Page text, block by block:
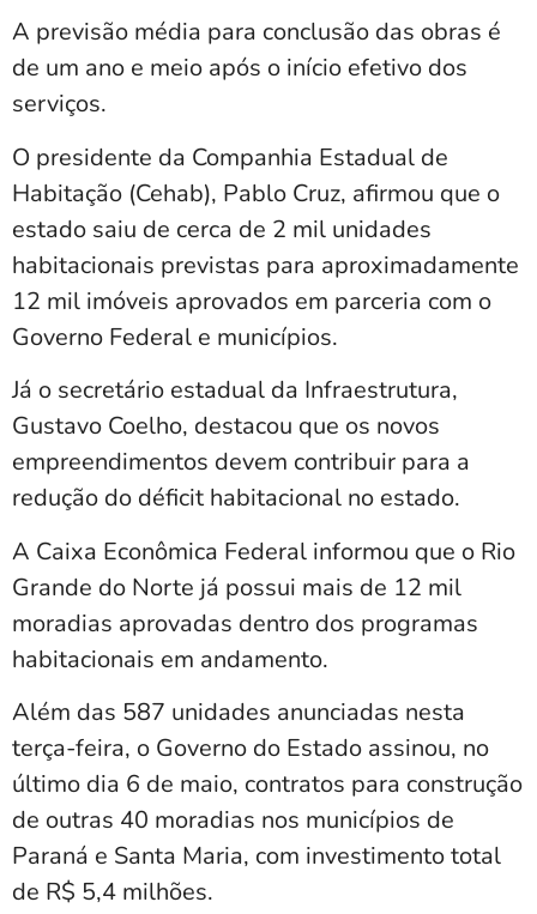
A previsão média para conclusão das obras é
de um ano e meio após o início efetivo dos
serviços.
O presidente da Companhia Estadual de
Habitação (Cehab), Pablo Cruz, afirmou que o
estado saiu de cerca de 2 mil unidades
habitacionais previstas para aproximadamente
12 mil imóveis aprovados em parceria com o
Governo Federal e municípios.
Já o secretário estadual da Infraestrutura,
Gustavo Coelho, destacou que os novos
empreendimentos devem contribuir para a
redução do déficit habitacional no estado.
A Caixa Econômica Federal informou que o Rio
Grande do Norte já possui mais de 12 mil
moradias aprovadas dentro dos programas
habitacionais em andamento.
Além das 587 unidades anunciadas nesta
terça-feira, o Governo do Estado assinou, no
último dia 6 de maio, contratos para construção
de outras 40 moradias nos municípios de
Paraná e Santa Maria, com investimento total
de R$ 5,4 milhões.